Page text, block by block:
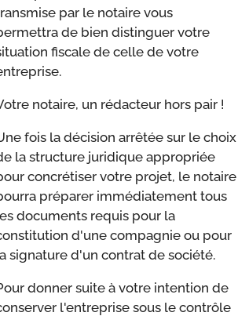
par le notaire vous
de bien distinguer votre
fiscale de celle de votre
notaire, un rédacteur hors pair !
fois la décision arrêtée sur le choix
la structure juridique appropriée
concrétiser votre projet, le notaire
préparer immédiatement tous
documents requis pour la
d'une compagnie ou pour
signature d'un contrat de société.
donner suite à votre intention de
l'entreprise sous le contrôle